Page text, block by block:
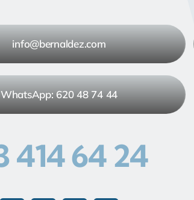
info@bernaldez.com
WhatsApp: 620 48 74 44
414 64 24